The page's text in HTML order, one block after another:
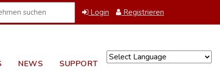
Login Registrieren
NEWS SUPPORT